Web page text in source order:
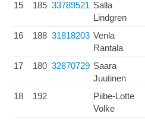
15 185 33789521 Salla
Lindgren
16 188 31818203 Venla
Rantala
17 180 32870729 Saara
Juutinen
18 192
Piibe-Lotte
Volke